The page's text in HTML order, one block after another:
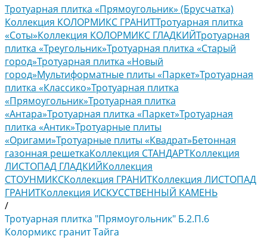
Тротуарная плитка «Прямоугольник» (Брусчатка)
Коллекция КОЛОРМИКС ГРАНИТТротуарная плитка
«Соты»Коллекция КОЛОРМИКС ГЛАДКИЙТротуарная
плитка «Треугольник»Тротуарная плитка «Старый
город»Тротуарная плитка «Новый
город»Мультиформатные плиты «Паркет»Тротуарная
плитка «Классико»Тротуарная плитка
«Прямоугольник»Тротуарная плитка
«Антара»Тротуарная плитка «Паркет»Тротуарная
плитка «Антик»Тротуарные плиты
«Оригами»Тротуарные плиты «Квадрат»Бетонная
газонная решеткаКоллекция СТАНДАРТКоллекция
ЛИСТОПАД ГЛАДКИЙКоллекция
СТОУНМИКСКоллекция ГРАНИТКоллекция ЛИСТОПАД
ГРАНИТКоллекция ИСКУССТВЕННЫЙ КАМЕНЬ
/
Тротуарная плитка "Прямоугольник" Б.2.П.6
Колормикс гранит Тайга